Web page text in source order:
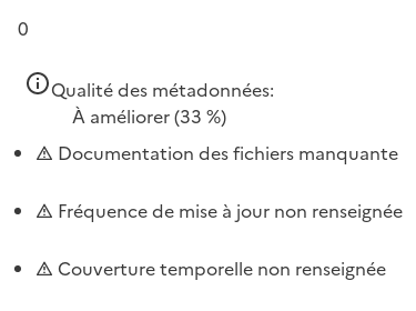
0
Qualité des métadonnées:
À améliorer(33 %)
Documentation des fichiers manquante
Fréquence de mise à jour non renseignée
Couverture temporelle non renseignée